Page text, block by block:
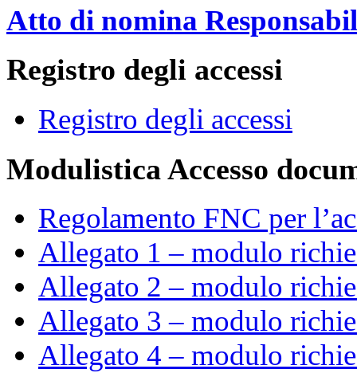
Atto di nomina
Registro degli accessi
Registro degli accessi
Modulistica Accesso
Regolamento FNC per
Allegato 1 – modulo
Allegato 2 – modulo
Allegato 3 – modulo
Allegato 4 – modulo